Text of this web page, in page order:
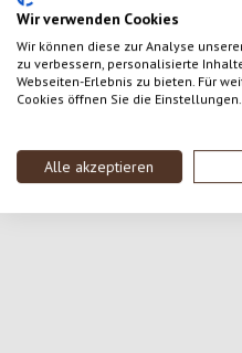
Wir verwenden Cookies
Wir können diese zur Analyse
zu verbessern, personalisierte
Webseiten-Erlebnis zu bieten. Für
Cookies öffnen Sie die Einstellungen.
Alle akzeptieren
BIOBAUERN